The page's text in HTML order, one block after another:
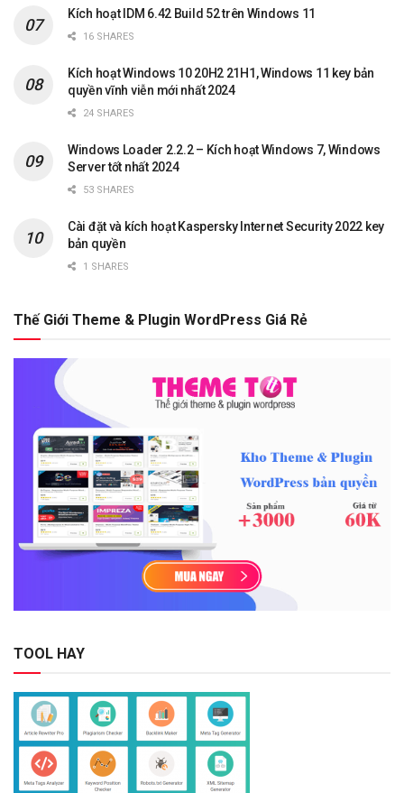
Kích hoạt IDM 6.42 Build 52 trên Windows 11
16 SHARES
Kích hoạt Windows 10 20H2 21H1, Windows 11 key bản
quyền vĩnh viễn mới nhất 2024
24 SHARES
Windows Loader 2.2.2 – Kích hoạt Windows 7, Windows
Server tốt nhất 2024
53 SHARES
Cài đặt và kích hoạt Kaspersky Internet Security 2022 key
bản quyền
1 SHARES
Thế Giới Theme & Plugin WordPress Giá Rẻ
TOOL HAY